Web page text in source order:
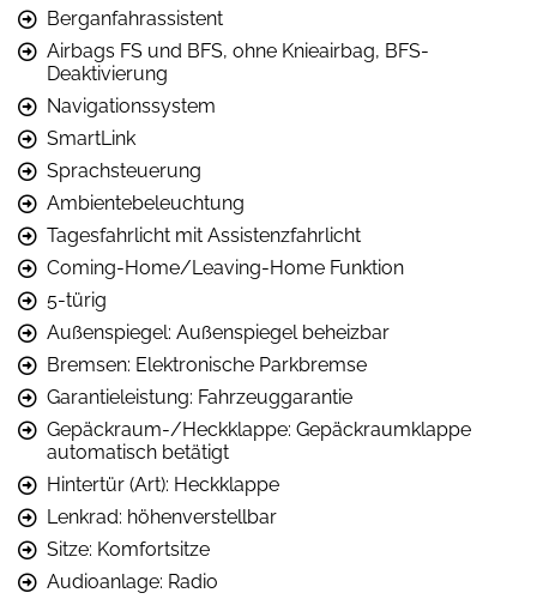
Berganfahrassistent
Airbags FS und BFS, ohne Knieairbag, BFS-
Deaktivierung
Navigationssystem
SmartLink
Sprachsteuerung
Ambientebeleuchtung
Tagesfahrlicht mit Assistenzfahrlicht
Coming-Home/Leaving-Home Funktion
5-türig
Außenspiegel: Außenspiegel beheizbar
Bremsen: Elektronische Parkbremse
Garantieleistung: Fahrzeuggarantie
Gepäckraum-/Heckklappe: Gepäckraumklappe
automatisch betätigt
Hintertür (Art): Heckklappe
Lenkrad: höhenverstellbar
Sitze: Komfortsitze
Audioanlage: Radio